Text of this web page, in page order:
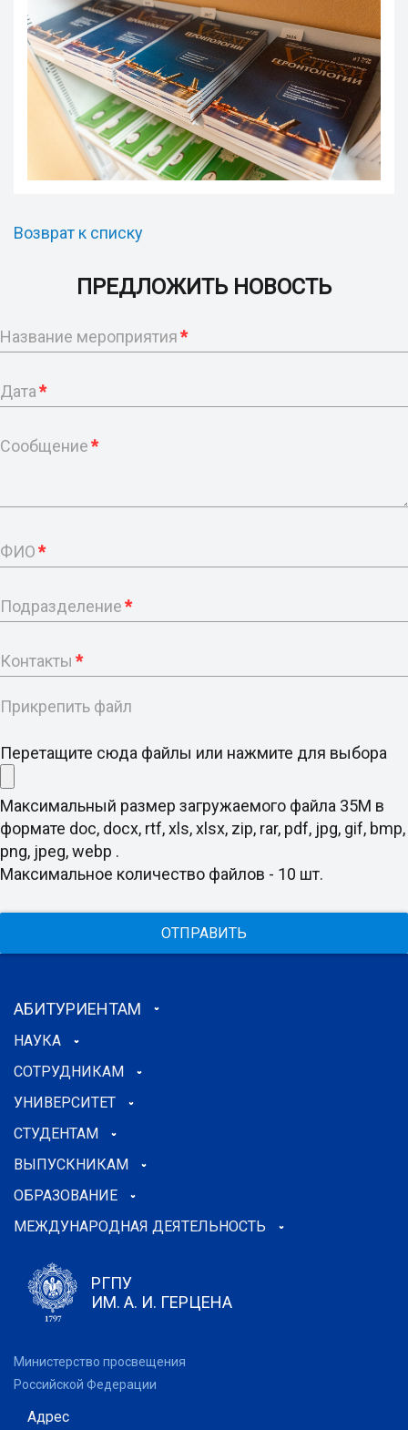
Возврат к списку
ПРЕДЛОЖИТЬ НОВОСТЬ
Название мероприятия*
Дата*
Сообщение*
ФИО*
Подразделение*
Контакты *
Прикрепить файл
Перетащите сюда файлы или нажмите для выбора
Максимальный размер загружаемого файла 35M в
формате doc, docx, rtf, xls, xlsx, zip, rar, pdf, jpg, gif, bmp,
png, jpeg, webp .
Максимальное количество файлов - 10 шт.
ОТПРАВИТЬ
АБИТУРИЕНТАМ
НАУКА
СОТРУДНИКАМ
УНИВЕРСИТЕТ
СТУДЕНТАМ
ВЫПУСКНИКАМ
ОБРАЗОВАНИЕ
МЕЖДУНАРОДНАЯ ДЕЯТЕЛЬНОСТЬ
РГПУ
ИМ. А. И. ГЕРЦЕНА
Министерство просвещения
Российской Федерации
Адрес